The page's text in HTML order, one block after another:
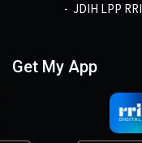
JDIH LPP RRI
Get My App